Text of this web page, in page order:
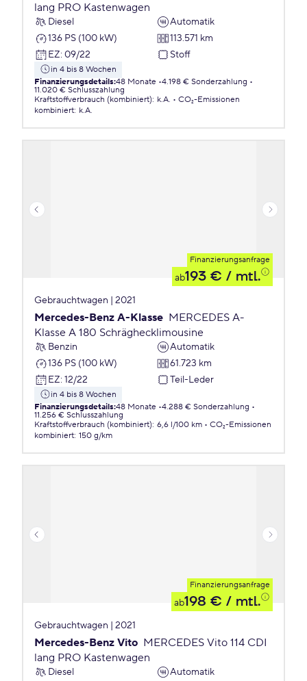
lang PRO Kastenwagen
Diesel
Automatik
136 PS (100 kW)
113.571 km
EZ: 09/22 Stoff
in 4 bis 8 Wochen
Finanzierungsdetails:48 Monate 4.198 € Sonderzahlung
11.020 € Schlusszahlung
Kraftstoffverbrauch (kombiniert): k.A.
CO₂-Emissionen
kombiniert: k.A.
Finanzierungsanfrage
ab193 € / mtl.
Gebrauchtwagen | 2021
Mercedes-Benz A-Klasse MERCEDES A-
Klasse A 180 Schräghecklimousine
Benzin
Automatik
136 PS (100 kW)
61.723 km
EZ: 12/22 Teil-Leder
in 4 bis 8 Wochen
Finanzierungsdetails:48 Monate 4.288 € Sonderzahlung
11.256 € Schlusszahlung
Kraftstoffverbrauch (kombiniert): 6,6 l/100 km
CO₂-Emissionen
kombiniert: 150 g/km
Finanzierungsanfrage
ab198 € / mtl.
Gebrauchtwagen | 2021
Mercedes-Benz Vito MERCEDES Vito 114 CDI
lang PRO Kastenwagen
Diesel
Automatik